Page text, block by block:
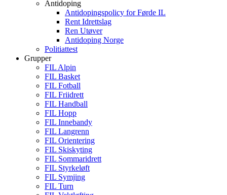
Antidoping
Antidopingspolicy for Førde IL
Rent Idrettslag
Ren Utøver
Antidoping Norge
Politiattest
Grupper
FIL Alpin
FIL Basket
FIL Fotball
FIL Friidrett
FIL Handball
FIL Hopp
FIL Innebandy
FIL Langrenn
FIL Orientering
FIL Skiskyting
FIL Sommaridrett
FIL Styrkeløft
FIL Symjing
FIL Turn